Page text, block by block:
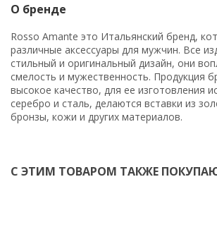
О бренде
Rosso Amante это Итальянский бренд,
различные аксессуары для мужчин. Все
стильный и оригинальный дизайн, они
смелость и мужественность. Продукция
высокое качество, для ее изготовления
серебро и сталь, делаются вставки из
бронзы, кожи и других материалов.
С ЭТИМ ТОВАРОМ ТАКЖЕ